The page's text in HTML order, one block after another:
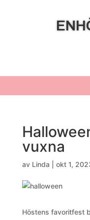
vuxna
av Linda okt 1,
Höstens favoritfest